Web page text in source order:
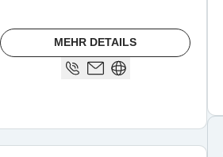
MEHR DETAILS